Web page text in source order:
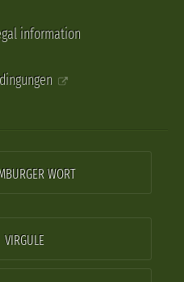
information
WORT
VIRGULE